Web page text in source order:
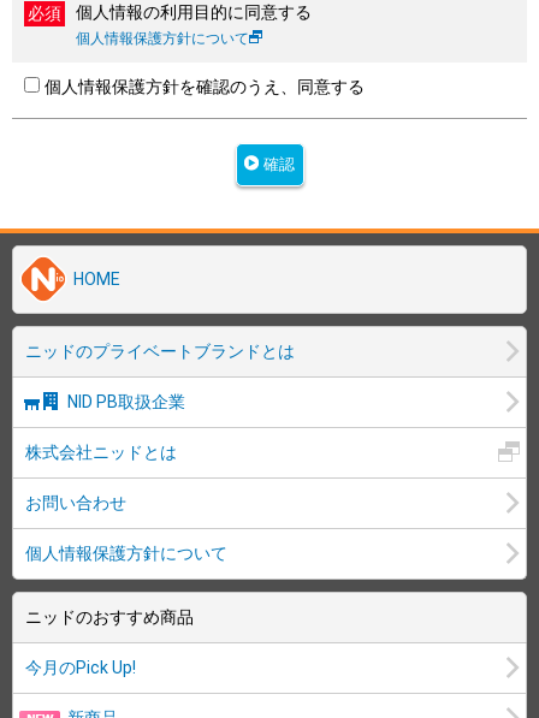
個人情報の利用目的に同意する
個人情報保護方針について
個人情報保護方針を確認のうえ、同意する
確認
HOME
ニッドのプライベートブランドとは
NID PB取扱企業
株式会社ニッドとは
お問い合わせ
個人情報保護方針について
ニッドのおすすめ商品
今月のPick Up!